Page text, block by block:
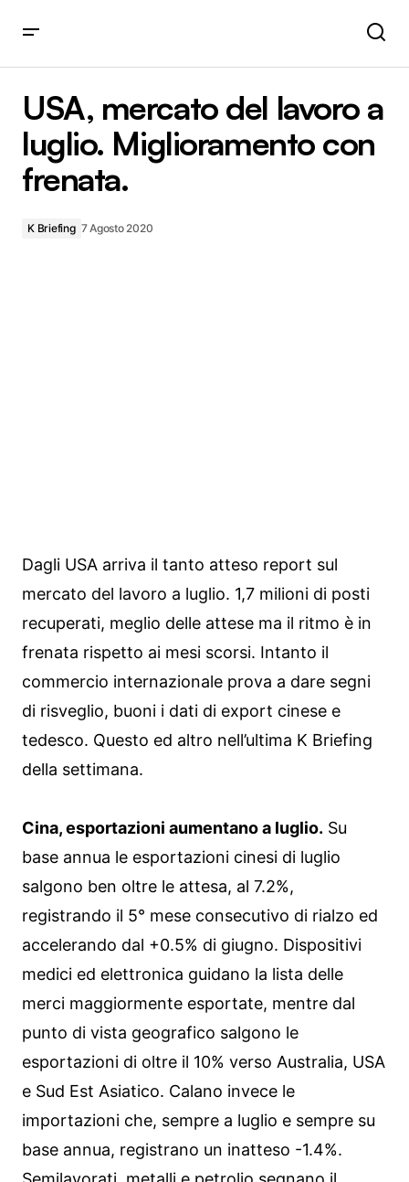
frenata.
USA, mercato del lavoro a
luglio. Miglioramento con
frenata.
K Briefing 7 Agosto 2020
Dagli USA arriva il tanto atteso report sul
mercato del lavoro a luglio. 1,7 milioni di posti
recuperati, meglio delle attese ma il ritmo è in
frenata rispetto ai mesi scorsi. Intanto il
commercio internazionale prova a dare segni
di risveglio, buoni i dati di export cinese e
tedesco. Questo ed altro nell’ultima K Briefing
della settimana.
Cina, esportazioni aumentano a luglio. Su
base annua le esportazioni cinesi di luglio
salgono ben oltre le attesa, al 7.2%,
registrando il 5° mese consecutivo di rialzo ed
accelerando dal +0.5% di giugno. Dispositivi
medici ed elettronica guidano la lista delle
merci maggiormente esportate, mentre dal
punto di vista geografico salgono le
esportazioni di oltre il 10% verso Australia, USA
e Sud Est Asiatico. Calano invece le
importazioni che, sempre a luglio e sempre su
base annua, registrano un inatteso -1.4%.